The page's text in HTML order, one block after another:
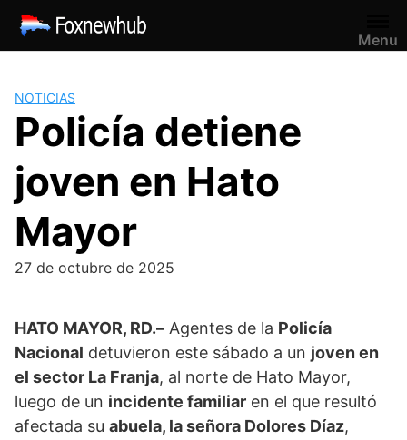
Saltar
contenido
Menu
NOTICIAS
Policía detiene
joven en Hato
Mayor
27 de octubre de 2025
HATO MAYOR, RD.– Agentes de la Policía
Nacional detuvieron este sábado a un joven en
el sector La Franja, al norte de Hato Mayor,
luego de un incidente familiar en el que resultó
afectada su abuela, la señora Dolores Díaz,